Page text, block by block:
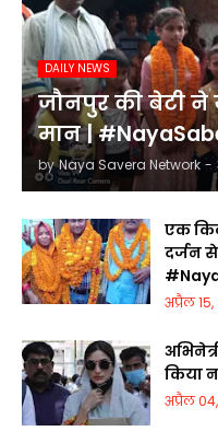
DAILY NEWS
जौनपुर की बेटी
मान |
by Naya Savera Network -
एक
दर्जन
अप्रैल 15,
किया
अप्रैल